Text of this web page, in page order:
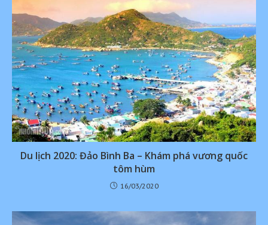
Du lịch 2020: Đảo Bình Ba – Khám phá vương quốc
tôm hùm
16/03/2020